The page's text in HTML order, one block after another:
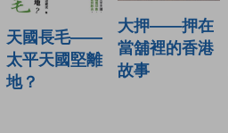
天國長毛——
太平天國堅離
地？
大押——押在
當舖裡的香港
故事